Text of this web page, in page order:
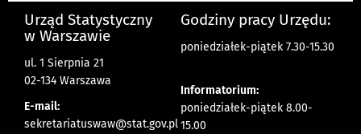
Urząd Statystyczny
w Warszawie
ul. 1 Sierpnia 21
02-134 Warszawa
E-mail:
sekretariatuswaw@stat.gov.pl
Godziny pracy Urzędu:
poniedziałek-piątek 7.30-15.30
Informatorium:
poniedziałek-piątek 8.00-
15.00